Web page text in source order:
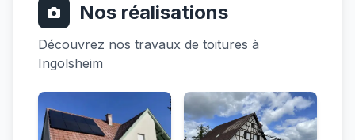
Nos réalisations
Découvrez nos travaux de toitures à
Ingolsheim